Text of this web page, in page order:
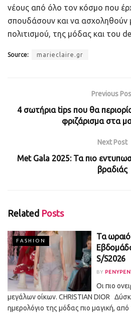
νέους από όλο τον κόσμο που
σπουδάσουν και να ασχοληθούν
πολιτισμού, της μόδας και του
Source: marieclaire.gr
Previous
4 σωτήρια tips που θα
φριζάρισμα στα
Next Post
Met Gala 2025: Τα πιο
βραδιάς
Related Posts
FASHION
Τα
S/S2026
BY
Οι πιο
μεγάλων οίκων. CHRISTIAN DIOR
ημερολόγιο της μόδας πιο μαγική,